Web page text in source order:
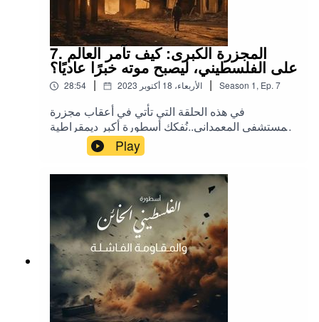
7. المجزرة الكبرى: كيف تآمر العالم
على الفلسطيني، ليصبح موته خبرًا عاديًا؟
28:54 | الأربعاء، 18 أكتوبر 2023 | Season 1, Ep. 7
في هذه الحلقة التي تأتي في أعقاب مجزرة
المستشفى المعمداني..نُفكك أسطورة أكبر ديمقراطية
في الشرق الأوسط، ونحاول معرفة لماذا تتجاهل
وسائل الإعلام الغربية الموت المعتاد للفلسطينيين
وتنحاز للسردية الإسرائيلية.
Play